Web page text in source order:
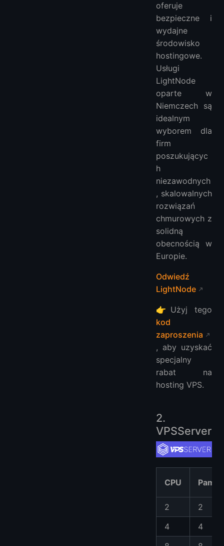
oferuje
bezpieczne i
wydajne
środowisko
hostingowe.
Usługi
LightNode
oparte w
Niemczech są
idealnym
wyborem dla
firm
poszukującyc
h
niezawodnych
, skalowalnych
rozwiązań
chmurowych z
solidną
obecnością w
Europie.
Odwiedź
LightNode
👉Użyj tego
kod
zaproszenia
, aby uzyskać
specjalny
rabat na
hosting VPS.
2.
VPSServer
CPU
2
2
4
4